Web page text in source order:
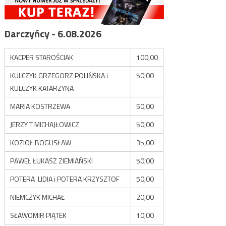
Darczyńcy - 6.08.2026
KACPER STAROŚCIAK
100,00
KULCZYK GRZEGORZ POLIŃSKA i
KULCZYK KATARZYNA
50,00
MARIA KOSTRZEWA
50,00
JERZY T MICHAJŁOWICZ
50,00
KOZIOŁ BOGUSŁAW
35,00
PAWEŁ ŁUKASZ ZIEMIAŃSKI
50,00
POTERA LIDIA i POTERA KRZYSZTOF
50,00
NIEMCZYK MICHAŁ
20,00
SŁAWOMIR PIĄTEK
10,00